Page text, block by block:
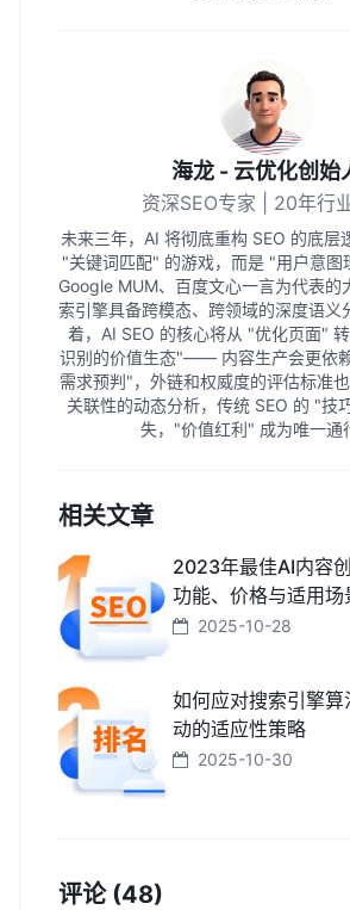
海龙 - 云优化创始
资深SEO专家 | 20年行
未来三年，AI 将彻底重构 SEO 的底层
"关键词匹配" 的游戏，而是 "用户意图
Google MUM、百度文心一言为代表的
索引擎具备跨模态、跨领域的深度语义
着，AI SEO 的核心将从 "优化页面"
识别的价值生态"—— 内容生产会更依
需求预判"，外链和权威度的评估标准
关联性的动态分析，传统 SEO 的 "技
失，"价值红利" 成为唯一通
相关文章
2023年最佳AI内容创
功能、价格与适用场
2025-10-28
如何应对搜索引擎算
动的适应性策略
2025-10-30
评论 (48)